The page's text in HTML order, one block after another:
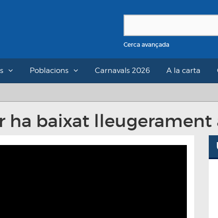
Cerca avançada
Poblacions Carnavals 2026 A la carta
ha baixat lleugerament